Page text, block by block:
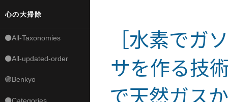
心の大掃除
⚫All-Taxonomies
⚫All-updated-order
🟣Benkyo
⚫Categories
［水素でガ
サを作る技
で天然ガス